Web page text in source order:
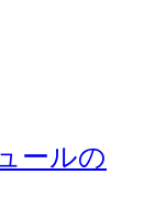
ールの